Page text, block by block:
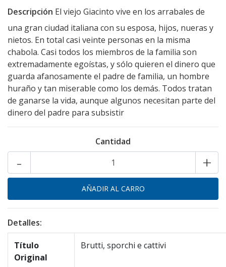
Descripción El viejo Giacinto vive en los arrabales de
una gran ciudad italiana con su esposa, hijos, nueras y
nietos. En total casi veinte personas en la misma
chabola. Casi todos los miembros de la familia son
extremadamente egoístas, y sólo quieren el dinero que
guarda afanosamente el padre de familia, un hombre
huraño y tan miserable como los demás. Todos tratan
de ganarse la vida, aunque algunos necesitan parte del
dinero del padre para subsistir
Cantidad
+
-
Detalles:
Título
Original
Brutti, sporchi e cattivi